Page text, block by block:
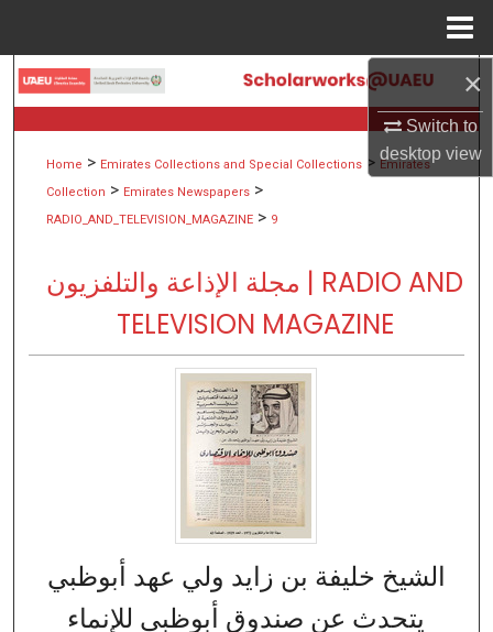
×
Switch to
desktopview
Search
Browse Collections
My Account
Digital Commons Network™
Home > Emirates Collections and Special Collections > Emirates
Collection > Emirates Newspapers >
RADIO_AND_TELEVISION_MAGAZINE > 9
مجلة الإذاعة والتلفزيون | RADIO AND
TELEVISION MAGAZINE
الشيخ خليفة بن زايد ولي عهد أبوظبي
يتحدث عن صندوق أبوظبي للإنماء